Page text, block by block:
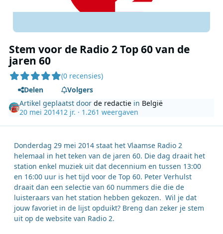
Stem voor de Radio 2 Top 60 van de
jaren 60
(0 recensies)
Delen
Volgers
Artikel geplaatst doorde redactie in België
20 mei 201412 jr. · 1.261 weergaven
Donderdag 29 mei 2014 staat het Vlaamse Radio 2
helemaal in het teken van de jaren 60. Die dag draait het
station enkel muziek uit dat decennium en tussen 13:00
en 16:00 uur is het tijd voor de Top 60. Peter Verhulst
draait dan een selectie van 60 nummers die die de
luisteraars van het station hebben gekozen. Wil je dat
jouw favoriet in de lijst opduikt? Breng dan zeker je stem
uit op de website van Radio 2.